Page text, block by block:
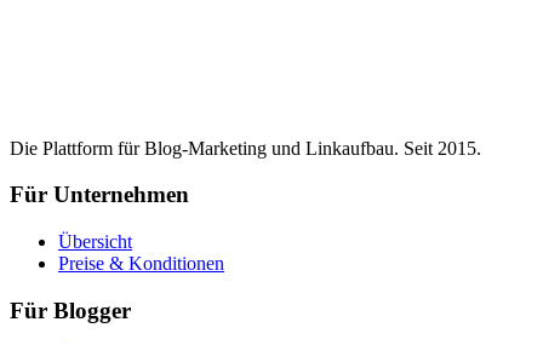
Die Plattform für Blog-Marketing und Linkaufbau. Seit 2015.
Für Unternehmen
Übersicht
Preise & Konditionen
Für Blogger